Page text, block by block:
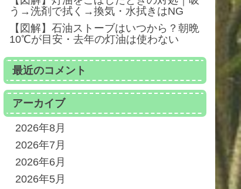
う→洗剤で拭く→換気・水拭きはNG
【図解】石油ストーブはいつから？朝晩
10℃が目安・去年の灯油は使わない
最近のコメント
アーカイブ
2026年8月
2026年7月
2026年6月
2026年5月